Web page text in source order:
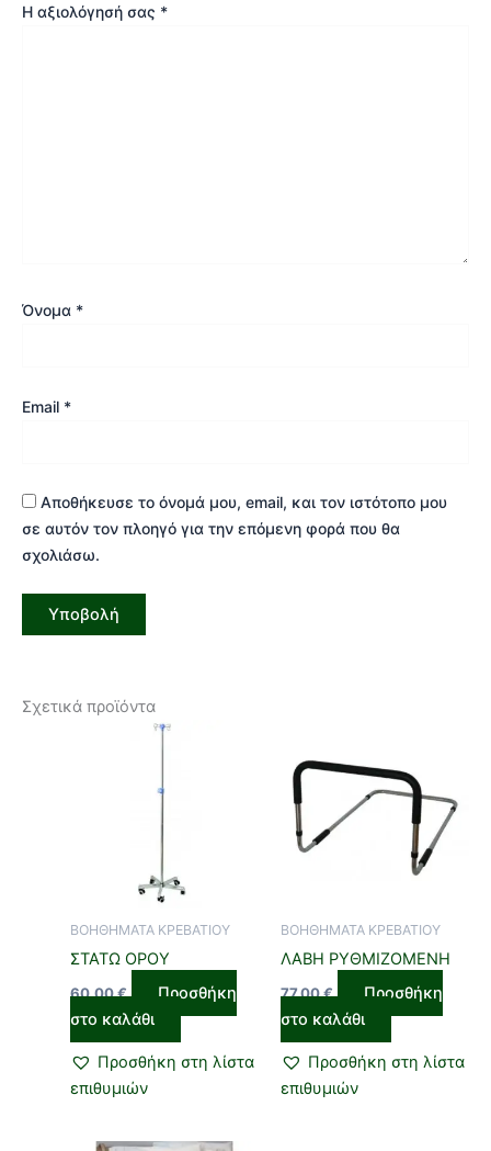
Η αξιολόγησή σας *
Όνομα *
Email *
Αποθήκευσε το όνομά μου, email, και τον ιστότοπο μου
σε αυτόν τον πλοηγό για την επόμενη φορά που θα
σχολιάσω.
Σχετικά προϊόντα
ΒΟΗΘΗΜΑΤΑ ΚΡΕΒΑΤΙΟΥ
ΣΤΑΤΩ ΟΡΟΥ
60,00€
Προσθήκη
στο καλάθι
Προσθήκη στη λίστα
επιθυμιών
ΒΟΗΘΗΜΑΤΑ ΚΡΕΒΑΤΙΟΥ
ΛΑΒΗ ΡΥΘΜΙΖΟΜΕΝΗ
77,00€
Προσθήκη
στο καλάθι
Προσθήκη στη λίστα
επιθυμιών